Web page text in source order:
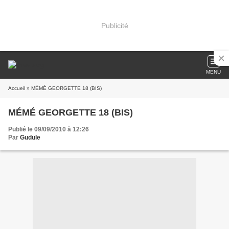
Publicité
MENU
Accueil » MÉMÉ GEORGETTE 18 (BIS)
MÉMÉ GEORGETTE 18 (BIS)
Publié le 09/09/2010 à 12:26
Par Gudule